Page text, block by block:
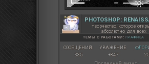
PHOTOSHOP:
творчество, которое
абсолютно для всех
ТЕМЫ С РАБОТАМИ: ГРАФИКА
СООБЩЕНИЙ:
335
УВАЖЕНИЕ:
+847